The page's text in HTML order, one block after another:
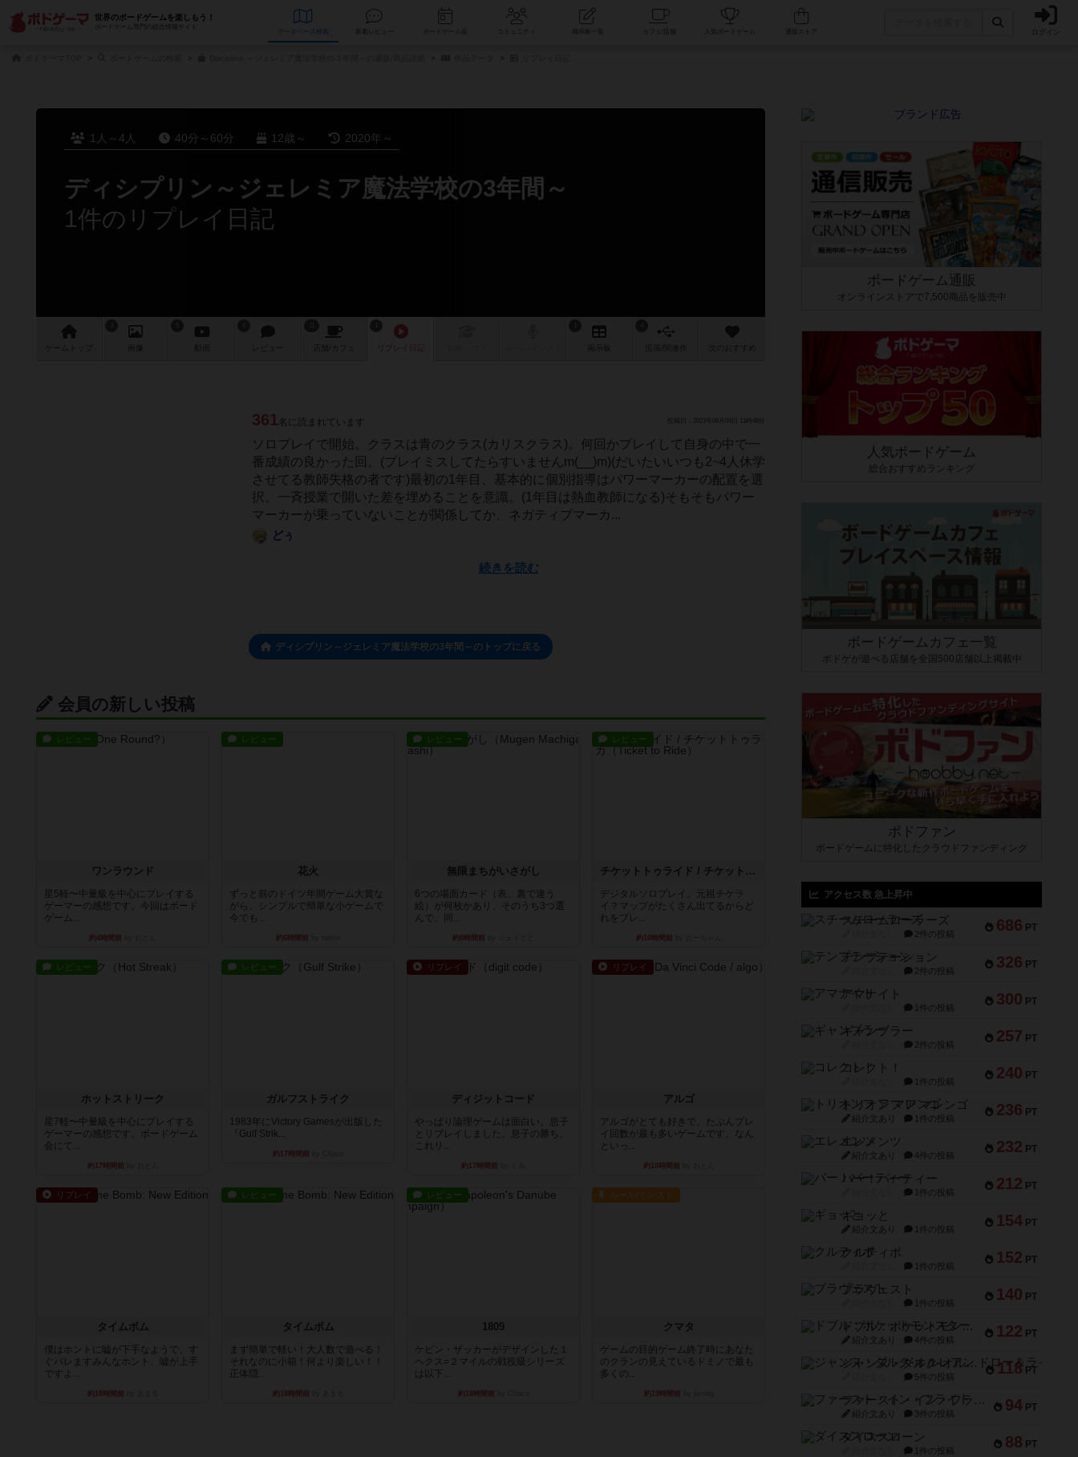
世界のボードゲームを楽しもう！
ボードゲーム専門の総合情報サイト
データベース コミュニティ 人気ボードゲーム ログイン
1人～4人 40分～60分 12歳～ 2020年～
ディシプリン～ジェレミア魔法学校の3年間～
1件のリプレイ日記
ゲーム 画像 レビュー 店舗/ カフェ 作 次のおすすめ
361名に読まれています 投稿日：2021年06月04日 11時48分
ソロプレイで開始。クラスは青のクラス(カリスクラス)。何回かプレイして自身の中で一
番成績の良かった回。(プレイミスしてたらすいませんm(__)m)(だいたいいつも2~4人休学
させてる教師失格の者です)最初の1年目、基本的に個別指導はパワーマーカーの配置を選
択。一斉授業で開いた差を埋めることを意識。(1年目は熱血教師になる)そもそもパワー
マーカーが乗っていないことが関係してか、ネガティブマーカ...
どぅ
続きを読む
ディシプリン～ジェレミア魔法学校の3年間～のトップに戻る
会員の新しい投稿
レビュー
ワンラウンド
星5軽〜中量級を中心にプレイする
ゲーマーの感想です。今回はボード
ゲーム...
約4時間前
レビュー
花火
ずっと前のドイツ年間ゲーム大賞な
がら、シンプルで簡単な小ゲームで
今でも...
約6時間前
レビュー
無限まちがいさがし
6つの場面カード（表、裏で違う
絵）が何枚かあり、そのうち3つ選
んで、同...
約8時間前
レビュー
チケットトゥライド / チケットトゥライドアメリカ
デジタルソロプレイ。元祖チケラ
イ？マップがたくさん出てるからど
れをプレ...
約10時間前
レビュー
ホットストリーク
星7軽〜中量級を中心にプレイする
ゲーマーの感想です。ボードゲーム
会にて...
約17時間前
レビュー
ガルフストライク
1983年にVictory Gamesが出版した
『Gulf Strik...
約17時間前
リプレイ
ディジットコード
やっぱり論理ゲームは面白い。息子
とリプレイしました。息子の勝ち。
これリ...
約17時間前
リプレイ
アルゴ
アルゴがとても好きで、たぶんプレ
イ回数が最も多いゲームです。なん
といっ...
約18時間前
リプレイ
タイムボム
僕はホントに嘘が下手なようで、す
ぐバレますみんなホント、嘘が上手
ですよ...
約18時間前
レビュー
タイムボム
まず簡単で軽い！大人数で遊べる！
それなのに小箱！何より楽しい！！
正体隠...
約18時間前
レビュー
1809
ケビン・ザッカーがデザインした１
ヘクス=２マイルの戦役級シリーズ
は以下...
約18時間前
ルール/インスト
クマタ
ゲームの目的ゲーム終了時にあなた
のクランの見えているドミノで最も
多くの...
約19時間前
ボードゲーム通販
オンラインストアで7,500商品を販売中
人気ボードゲーム
総合おすすめランキング
ボードゲームカフェ一覧
ボドゲが遊べる店舗を全国500店舗以上掲載中
ボドファン
ボードゲームに特化したクラウドファンディング
アクセス数 急上昇中
686 PT
スチームローラーズ
2件の投稿
326 PT
テンプテーション
2件の投稿
300 PT
アマナイト
1件の投稿
257 PT
ギャンブラー
2件の投稿
240 PT
コレクト！
1件の投稿
236 PT
トリオンフ ア マレンゴ
紹介文あり 1件の投稿
232 PT
エレメンツ
紹介文あり 4件の投稿
212 PT
バー！パーティー
1件の投稿
154 PT
ギョッと
紹介文あり 1件の投稿
152 PT
クルティボ
1件の投稿
140 PT
ブラヴェスト
1件の投稿
122 PT
ドブル：ポケットモンスター
紹介文あり 4件の投稿
118 PT
ジャンヌ・ダルク-オルレアン ドロー＆ライト
5件の投稿
94 PT
ファースト・イン・フライト
紹介文あり 3件の投稿
88 PT
ダイススローン
1件の投稿